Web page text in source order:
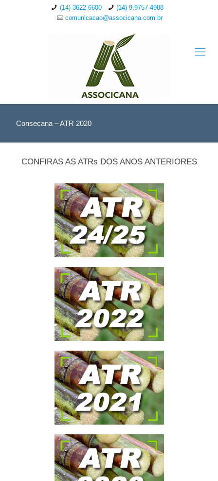
(14) 3622-6600
(14) 9.9757-4988
comunicacao@associcana.com.br
Consecana – ATR 2020
CONFIRAS AS ATRs DOS ANOS ANTERIORES